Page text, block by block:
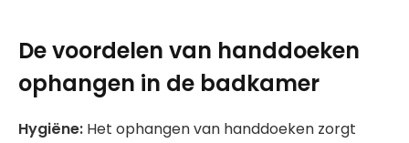
De voordelen van handdoeken
ophangen in de badkamer
Hygiëne: Het ophangen van handdoeken zorgt